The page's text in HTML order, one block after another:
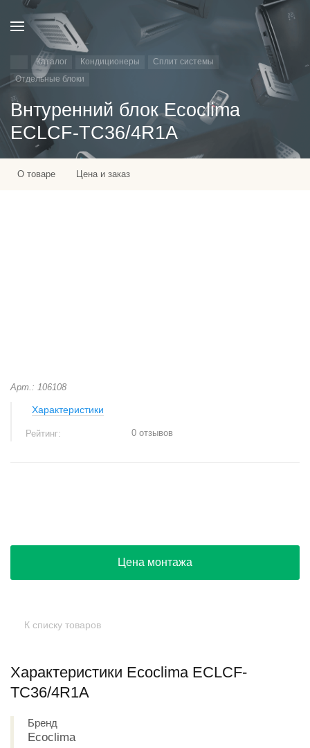
Каталог Кондиционеры
Сплит системы
Отдельные блоки
Внтуренний блок Ecoclima
ECLCF-TC36/4R1A
О товаре Цена и заказ
Арт.: 106108
Характеристики
Рейтинг: 0 отзывов
Цена монтажа
К списку товаров
Характеристики Ecoclima ECLCF-
TC36/4R1A
Бренд
Ecoclima